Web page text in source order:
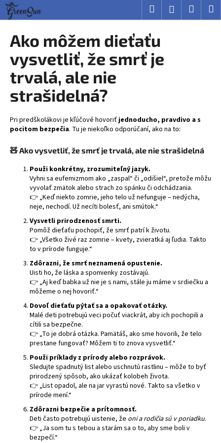
Prejsť
obsah
Hľadať Prihlásenie
Ako môžem dieťaťu
vysvetliť, že smrť je
trvalá, ale nie
strašidelná?
Pri predškolákovi je kľúčové hovoriť jednoducho, pravdivo a s
pocitom bezpečia. Tu je niekoľko odporúčaní, ako na to:
🧸Ako vysvetliť, že smrť je trvalá, ale nie strašidelná
Použi konkrétny, zrozumiteľný jazyk.
Vyhni sa eufemizmom ako „zaspal“ či „odišiel“, pretože môžu
vyvolať zmätok alebo strach zo spánku či odchádzania.
👉 „Keď niekto zomrie, jeho telo už nefunguje – nedýcha,
neje, nechodí. Už necíti bolesť, ani smútok.“
Vysvetli prirodzenosť smrti.
Pomôž dieťaťu pochopiť, že smrť patrí k životu.
👉 „Všetko živé raz zomrie – kvety, zvieratká aj ľudia. Takto
to v prírode funguje.“
Zdôrazni, že smrť neznamená opustenie.
Uisti ho, že láska a spomienky zostávajú.
👉 „Aj keď babka už nie je s nami, stále ju máme v srdiečku a
môžeme o nej hovoriť.“
Dovoľ dieťaťu pýtať sa a opakovať otázky.
Malé deti potrebujú veci počuť viackrát, aby ich pochopili a
cítili sa bezpečne.
👉 „To je dobrá otázka. Pamätáš, ako sme hovorili, že telo
prestane fungovať? Môžem ti to znova vysvetliť.“
Použi príklady z prírody alebo rozprávok.
Sledujte spadnutý list alebo uschnutú rastlinu – môže to byť
prirodzený spôsob, ako ukázať kolobeh života.
👉 „List opadol, ale na jar vyrastú nové. Takto sa všetko v
prírode mení.“
Zdôrazni bezpečie a prítomnosť.
Deti často potrebujú uistenie, že oni a rodičia sú v poriadku.
👉 „Ja som tu s tebou a starám sa o to, aby sme boli v
bezpečí.“
K
o
Č
o
p
o
t
r
e
b
u
HĽADAŤ